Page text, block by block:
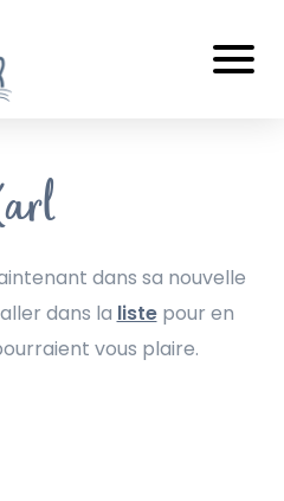
dans sa nouvelle
dans la listepour en
vous plaire.